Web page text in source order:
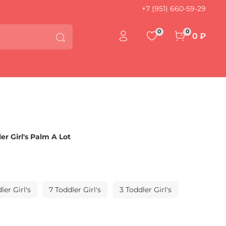
+7 (951) 660-59-29
0 0 0 ₽
Girl's Palm A Lot
Girl's 7 Toddler Girl's 3 Toddler Girl's